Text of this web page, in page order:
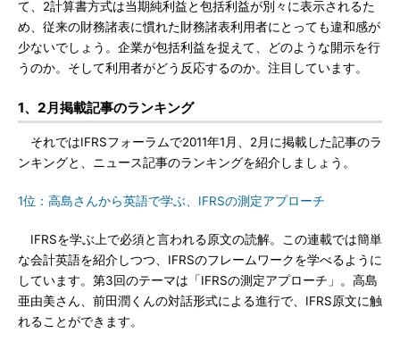
て、2計算書方式は当期純利益と包括利益が別々に表示されるた
め、従来の財務諸表に慣れた財務諸表利用者にとっても違和感が
少ないでしょう。企業が包括利益を捉えて、どのような開示を行
うのか。そして利用者がどう反応するのか。注目しています。
1、2月掲載記事のランキング
それではIFRSフォーラムで2011年1月、2月に掲載した記事のラ
ンキングと、ニュース記事のランキングを紹介しましょう。
1位：高島さんから英語で学ぶ、IFRSの測定アプローチ
IFRSを学ぶ上で必須と言われる原文の読解。この連載では簡単
な会計英語を紹介しつつ、IFRSのフレームワークを学べるように
しています。第3回のテーマは「IFRSの測定アプローチ」。高島
亜由美さん、前田潤くんの対話形式による進行で、IFRS原文に触
れることができます。